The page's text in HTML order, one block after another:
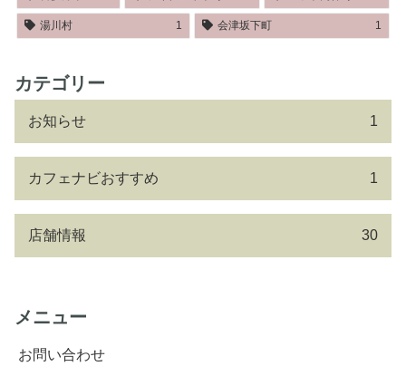
湯川村 1 会津坂下町 1
カテゴリー
お知らせ 1
カフェナビおすすめ 1
店舗情報 30
メニュー
お問い合わせ